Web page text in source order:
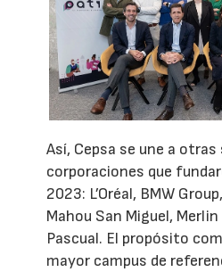
Así, Cepsa se une a
corporaciones que
2023: L’Oréal, BMW
Mahou San Miguel,
Pascual. El propósito
mayor campus de